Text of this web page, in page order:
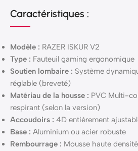
Caractéristiques :
Modèle : RAZER ISKUR V2
Type : Fauteuil gaming ergonomique
Soutien lombaire : Système
réglable (breveté)
Matériau de la housse : PVC Multi-
respirant (selon la version)
Accoudoirs : 4D entièrement
Base : Aluminium ou acier robuste
Rembourrage : Mousse haute